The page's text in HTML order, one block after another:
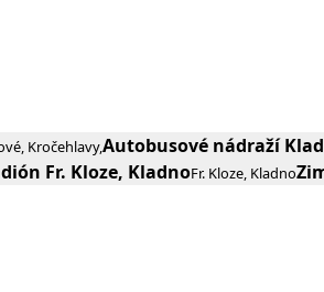
Kročehlavy,Autobusové nádraží
Fr. Kloze, KladnoFr. Kloze, Kladno